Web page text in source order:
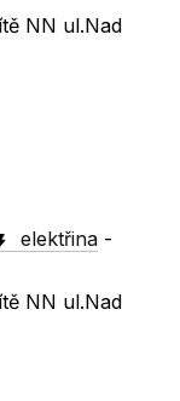
NN ul.Nad
elektřina -
NN ul.Nad